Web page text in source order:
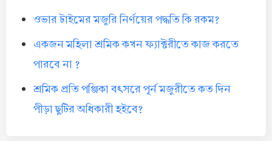
ওভার টাইমের মজুরি নির্ণয়ের পদ্ধতি কি রকম?
একজন মহিলা শ্রমিক কখন ফ্যাক্টরীতে কাজ করতে
পারবে না ?
শ্রমিক প্রতি পঞ্জিকা বৎসরে পূর্ন মজুরীতে কত দিন
পীড়া ছুটির অধিকারী হইবে?